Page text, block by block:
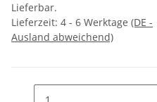
Lieferbar.
Lieferzeit: 4 - 6 Werktage (DE -
Ausland abweichend)